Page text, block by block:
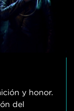
y honor.
del